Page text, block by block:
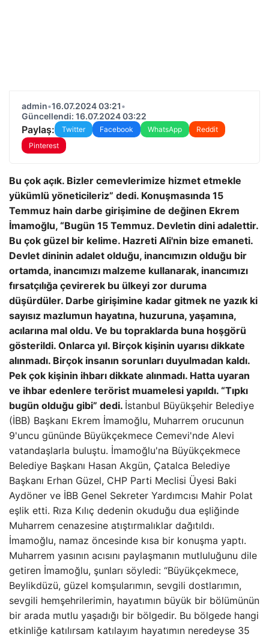
admin•16.07.2024 03:21•
Güncellendi: 16.07.2024 03:22
Paylaş: Twitter Facebook WhatsApp
Reddit
Pinterest
Bu çok açık. Bizler cemevlerimize hizmet etmekle
yükümlü yöneticileriz” dedi. Konuşmasında 15
Temmuz hain darbe girişimine de değinen Ekrem
İmamoğlu, “Bugün 15 Temmuz. Devletin dini adalettir.
Bu çok güzel bir kelime. Hazreti Ali'nin bize emaneti.
Devlet dininin adalet olduğu, inancımızın olduğu bir
ortamda, inancımızı malzeme kullanarak, inancımızı
fırsatçılığa çevirerek bu ülkeyi zor duruma
düşürdüler. Darbe girişimine kadar gitmek ne yazık ki
sayısız mazlumun hayatına, huzuruna, yaşamına,
acılarına mal oldu. Ve bu topraklarda buna hoşgörü
gösterildi. Onlarca yıl. Birçok kişinin uyarısı dikkate
alınmadı. Birçok insanın sorunları duyulmadan kaldı.
Pek çok kişinin ihbarı dikkate alınmadı. Hatta uyaran
ve ihbar edenlere terörist muamelesi yapıldı. “Tıpkı
bugün olduğu gibi” dedi. İstanbul Büyükşehir Belediye
(İBB) Başkanı Ekrem İmamoğlu, Muharrem orucunun
9'uncu gününde Büyükçekmece Cemevi'nde Alevi
vatandaşlarla buluştu. İmamoğlu'na Büyükçekmece
Belediye Başkanı Hasan Akgün, Çatalca Belediye
Başkanı Erhan Güzel, CHP Parti Meclisi Üyesi Baki
Aydöner ve İBB Genel Sekreter Yardımcısı Mahir Polat
eşlik etti. Rıza Kılıç dedenin okuduğu dua eşliğinde
Muharrem cenazesine atıştırmalıklar dağıtıldı.
İmamoğlu, namaz öncesinde kısa bir konuşma yaptı.
Muharrem yasının acısını paylaşmanın mutluluğunu dile
getiren İmamoğlu, şunları söyledi: “Büyükçekmece,
Beylikdüzü, güzel komşularımın, sevgili dostlarımın,
sevgili hemşehrilerimin, hayatımın büyük bir bölümünün
bir arada mutlu yaşadığı bir bölgedir. Bu bölgede hangi
etkinliğe katılırsam katılayım hayatımın neredeyse 35